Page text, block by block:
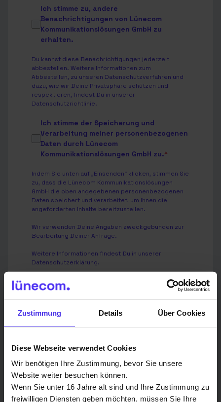
Zustimmung Details Über Cookies
Diese Webseite verwendet Cookies
Wir benötigen Ihre Zustimmung, bevor Sie unsere
Website weiter besuchen können.
Wenn Sie unter 16 Jahre alt sind und Ihre Zustimmung zu
freiwilligen Diensten geben möchten, müssen Sie Ihre
Ich stimme zu, andere
Benachrichtigungen von Lünecom
Kommunikationslösungen GmbH zu
erhalten.
Du kannst diese Benachrichtigungen jederzeit
abbestellen. Weitere Informationen zum
Abbestellen, zu unseren Datenschutzverfahren und
dazu, wie wir Deine Privatsphäre schützen und
respektieren, findest Du in unserer
Datenschutzrichtlinie.
Ich stimme der Speicherung und
Verarbeitung meiner personenbezogenen
Daten durch Lünecom
Kommunikationslösungen GmbH zu.*
Indem Sie unten auf „Einsenden“ klicken, stimmen Sie
zu, dass die Lünecom Kommunikationslösungen
GmbH die oben angegebenen personenbezogenen
Daten speichert und verarbeitet, um Ihnen die
angeforderten Inhalte bereitzustellen.
Wir verwenden Deine Angaben zweckgebunden zur
Bearbeitung Deiner Anfrage.
Weitere Informationen findest Du in unserer
Datenschutzerklärung.
Senden